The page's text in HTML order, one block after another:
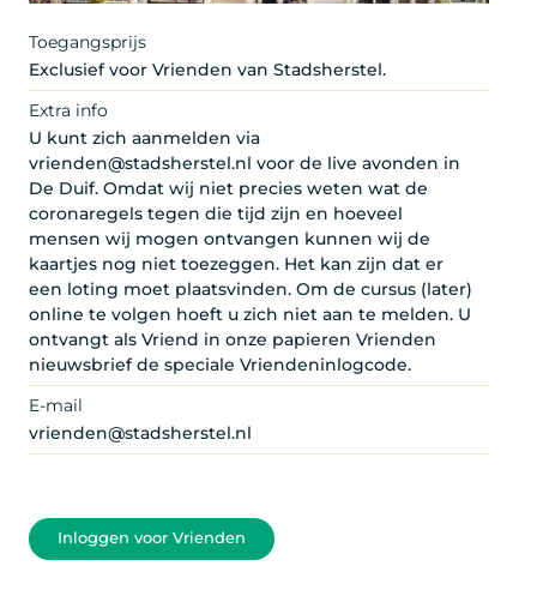
Toegangsprijs
Exclusief voor Vrienden van Stadsherstel.
Extra info
U kunt zich aanmelden via
vrienden@stadsherstel.nl voor de live avonden in
De Duif. Omdat wij niet precies weten wat de
coronaregels tegen die tijd zijn en hoeveel
mensen wij mogen ontvangen kunnen wij de
kaartjes nog niet toezeggen. Het kan zijn dat er
een loting moet plaatsvinden. Om de cursus (later)
online te volgen hoeft u zich niet aan te melden. U
ontvangt als Vriend in onze papieren Vrienden
nieuwsbrief de speciale Vriendeninlogcode.
E-mail
vrienden@stadsherstel.nl
Inloggen voor Vrienden